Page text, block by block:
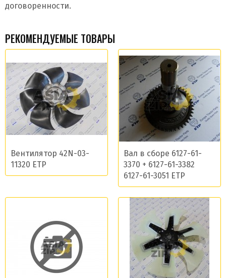
договоренности.
РЕКОМЕНДУЕМЫЕ ТОВАРЫ
Вентилятор 42N-03-
11320 ETP
Вал в сборе 6127-61-
3370 + 6127-61-3382
6127-61-3051 ETP